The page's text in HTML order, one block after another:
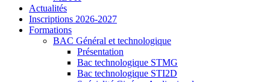
Actualités
Inscriptions 2026-2027
Formations
BAC Général et technologique
Présentation
Bac technologique STMG
Bac technologique STI2D